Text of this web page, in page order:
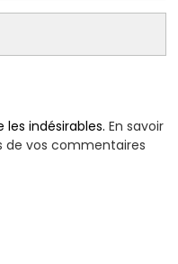
les indésirables.En savoir
de vos commentaires